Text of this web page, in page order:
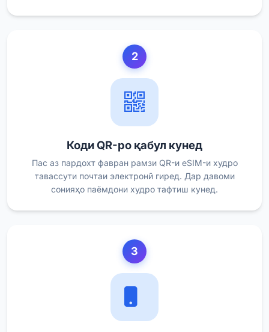
2
Коди QR-ро қабул кунед
Пас аз пардохт фавран рамзи QR-и eSIM-и худро
тавассути почтаи электронӣ гиред. Дар давоми
сонияҳо паёмдони худро тафтиш кунед.
3